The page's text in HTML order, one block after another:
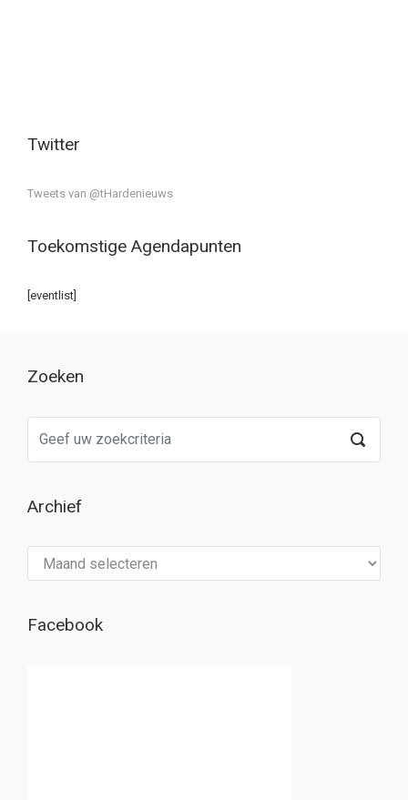
Twitter
Tweets van @tHardenieuws
Toekomstige Agendapunten
[eventlist]
Zoeken
Archief
Facebook